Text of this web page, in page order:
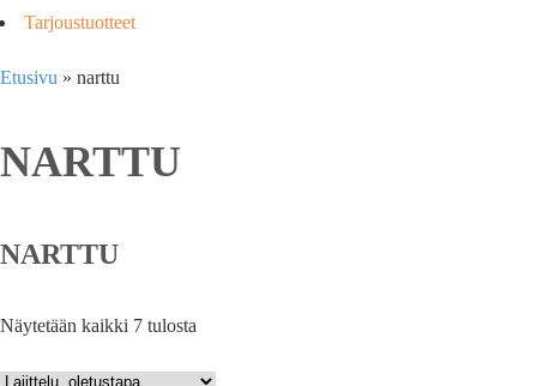
Tarjoustuotteet
Etusivu » narttu
NARTTU
NARTTU
Näytetään kaikki 7 tulosta